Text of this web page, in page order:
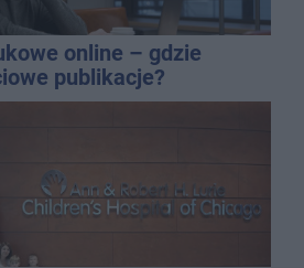
online – gdzie
publikacje?